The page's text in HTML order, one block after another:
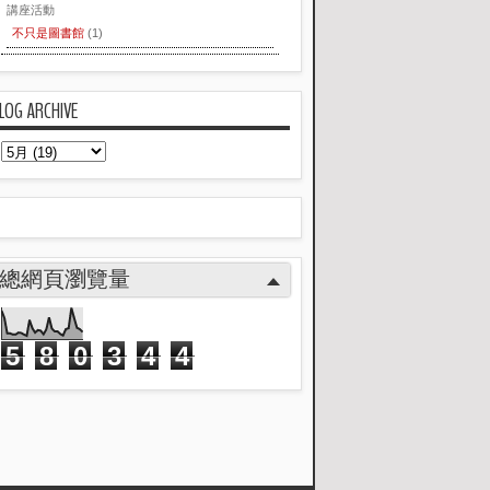
講座活動
不只是圖書館 (1)
ARCHIVE
總網頁瀏覽量
5 8 0 3 4 4